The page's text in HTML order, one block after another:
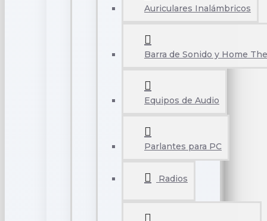
Auriculares Inalámbricos
Barra de Sonido y Home
Equipos de Audio
Parlantes para PC
Radios